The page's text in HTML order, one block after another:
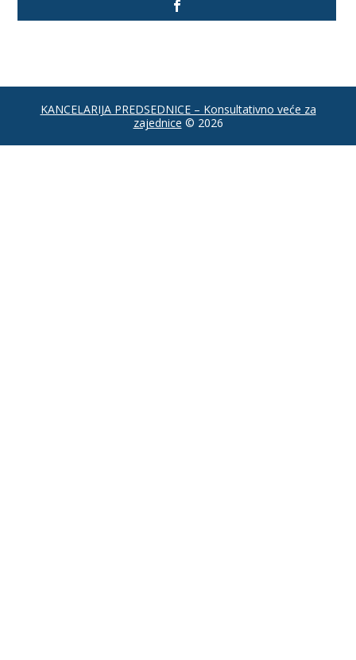
KANCELARIJA PREDSEDNICE – Konsultativno veće za
zajednice © 2026